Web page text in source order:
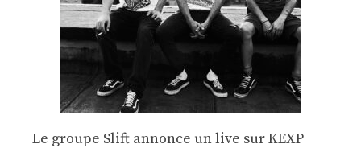
Le groupe Slift annonce un live sur KEXP